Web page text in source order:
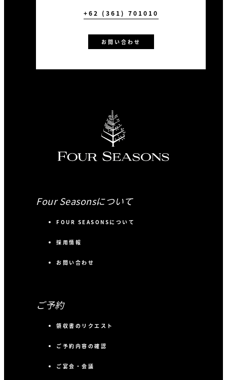
+62 (361) 701010
お問い合わせ
Four Seasonsについて
FOUR SEASONSについて
採用情報
お問い合わせ
ご予約
領収書のリクエスト
ご予約内容の確認
ご宴会・会議